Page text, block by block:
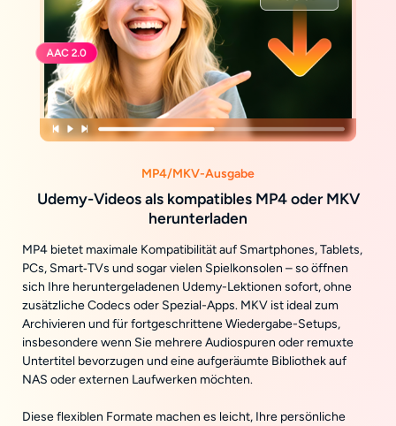
MP4/MKV-Ausgabe
Udemy-Videos als kompatibles MP4 oder MKV
herunterladen
MP4 bietet maximale Kompatibilität auf Smartphones, Tablets,
PCs, Smart‑TVs und sogar vielen Spielkonsolen – so öffnen
sich Ihre heruntergeladenen Udemy-Lektionen sofort, ohne
zusätzliche Codecs oder Spezial-Apps. MKV ist ideal zum
Archivieren und für fortgeschrittene Wiedergabe-Setups,
insbesondere wenn Sie mehrere Audiospuren oder remuxte
Untertitel bevorzugen und eine aufgeräumte Bibliothek auf
NAS oder externen Laufwerken möchten.
Diese flexiblen Formate machen es leicht, Ihre persönliche